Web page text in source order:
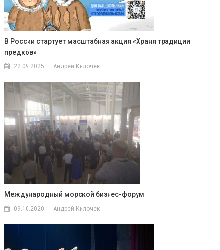
В России стартует масштабная акция «Храня традиции
предков»
22.09.2025 Андрей Килочек
Международный морской бизнес-форум
09.10.2020 Андрей Килочек